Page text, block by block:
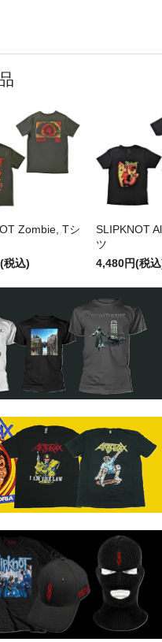
Zombie, Tシ
税込)
SLIPKNOT
ツ
4,480円(税